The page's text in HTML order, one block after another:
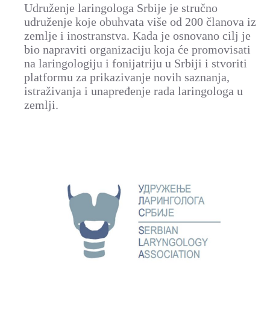
Udruženje laringologa Srbije je stručno
udruženje koje obuhvata više od 200 članova iz
zemlje i inostranstva. Kada je osnovano cilj je
bio napraviti organizaciju koja će promovisati
na laringologiju i fonijatriju u Srbiji i stvoriti
platformu za prikazivanje novih saznanja,
istraživanja i unapređenje rada laringologa u
zemlji.